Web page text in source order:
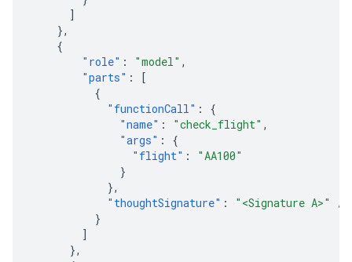
]
},
{
"role" : "model" ,
"parts" :
[
{
"functionCall" :
{
"name" : "check_flight" ,
"args" :
{
"flight" :
"AA100"
}
},
"thoughtSignature" : "<Signature A>"
//
}
]
},